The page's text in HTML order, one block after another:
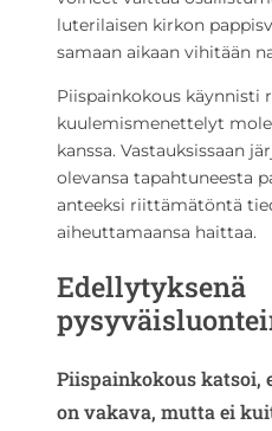
luterilaisen kirkon
samaan aikaan vihitään
Piispainkokous käynnisti
kuulemismenettelyt
kanssa. Vastauksissaan
olevansa tapahtuneesta
anteeksi riittämätöntä
aiheuttamaansa haittaa.
Edellytyksenä
Piispainkokous katsoi,
on vakava, mutta ei